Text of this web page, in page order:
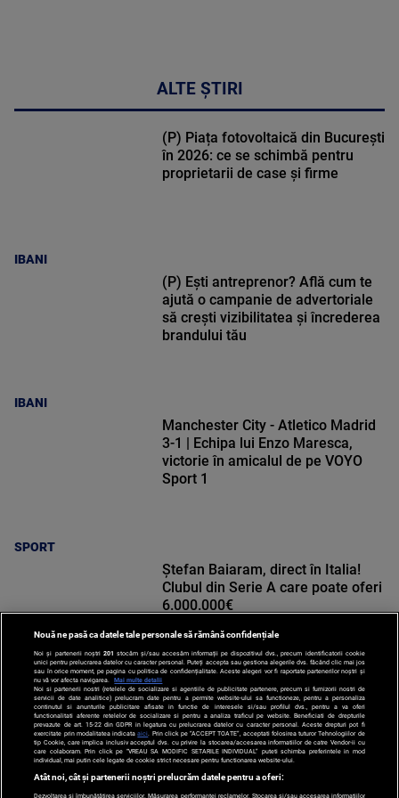
ALTE ȘTIRI
IBANI
(P) Piața fotovoltaică din București
în 2026: ce se schimbă pentru
proprietarii de case și firme
IBANI
(P) Ești antreprenor? Află cum te
ajută o campanie de advertoriale
să crești vizibilitatea și încrederea
brandului tău
SPORT
Manchester City - Atletico Madrid
3-1 | Echipa lui Enzo Maresca,
victorie în amicalul de pe VOYO
Sport 1
SPORT
Ștefan Baiaram, direct în Italia!
Clubul din Serie A care poate oferi
6.000.000€
Nouă ne pasă ca datele tale personale să rămână confidențiale
Noi și partenerii noștri 201 stocăm și/sau accesăm informații pe dispozitivul dvs., precum identificatorii cookie
unici pentru prelucrarea datelor cu caracter personal. Puteți accepta sau gestiona alegerile dvs. făcând clic mai jos
sau în orice moment, pe pagina cu politica de confidențialitate. Aceste alegeri vor fi raportate partenerilor noștri și
nu vă vor afecta navigarea.
Mai multe detalii
Noi si partenerii nostri (retelele de socializare si agentiile de publicitate partenere, precum si furnizorii nostri de
servicii de date analitice) prelucram date pentru a permite website-ului sa functioneze, pentru a personaliza
continutul si anunturile publicitare afisate in functie de interesele si/sau profilul dvs., pentru a va oferi
functionalitati aferente retelelor de socializare si pentru a analiza traficul pe website. Beneficiati de drepturile
prevazute de art. 15-22 din GDPR in legatura cu prelucrarea datelor cu caracter personal. Aceste drepturi pot fi
exercitate prin modalitatea indicataaici . Prin click pe “ACCEPT TOATE”, acceptati folosirea tuturor Tehnologiilor de
tip Cookie, care implica inclusiv acceptul dvs. cu privire la stocarea/accesarea informatiilor de catre Vendor-ii cu
care colaboram. Prin click pe “VREAU SA MODIFIC SETARILE INDIVIDUAL” puteti schimba preferintele in mod
individual, mai putin cele legate de cookie strict necesare pentru functionarea website-ului.
Atât noi, cât și partenerii noștri prelucrăm datele pentru a oferi:
Dezvoltarea și îmbunătățirea serviciilor. Măsurarea performanței reclamelor. Stocarea și/sau accesarea informațiilor